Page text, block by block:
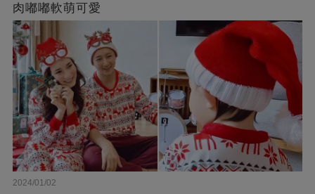
肉嘟嘟軟萌可愛
2024/01/02